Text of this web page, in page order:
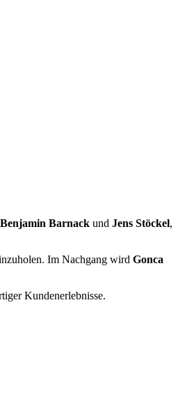
Benjamin Barnack und Jens Stöckel,
Im Nachgang wird Gonca
Kundenerlebnisse.